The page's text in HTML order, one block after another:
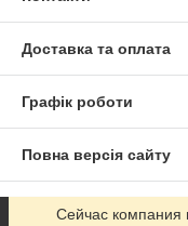
Доставка та оплата
Графік роботи
Повна версія сайту
Сайт створено на
Сейчас компания